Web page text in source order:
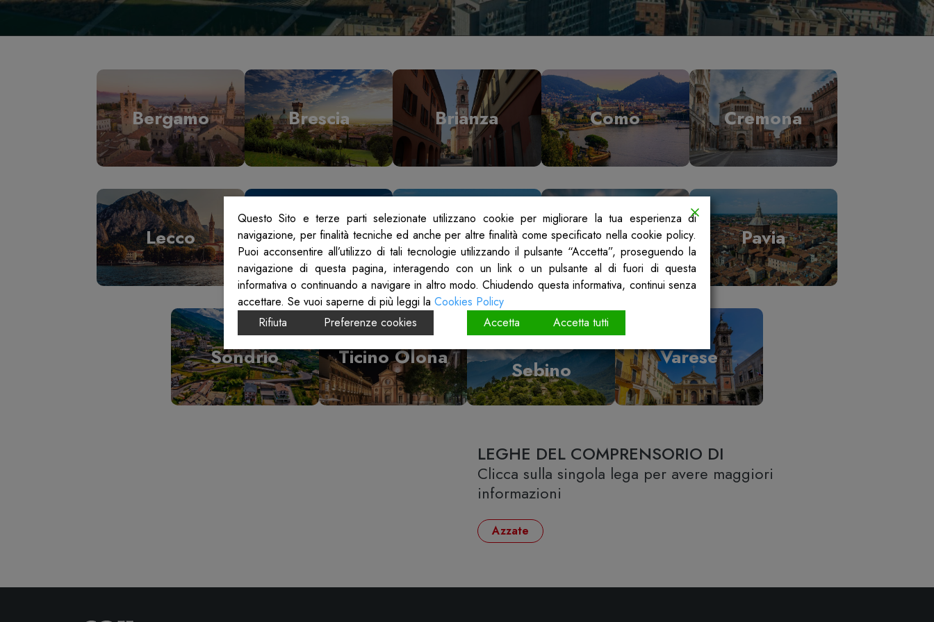
Bergamo Brescia Brianza Como Cremona
Lecco Lodi Mantova Milano Pavia
Sondrio Ticino Olona
Vallecamonica
Sebino
Varese
LEGHE DEL COMPRENSORIO DI
Clicca sulla singola lega per avere maggiori
informazioni
Azzate
Questo Sito e terze parti selezionate utilizzano cookie per migliorare la tua esperienza di
navigazione, per finalità tecniche ed anche per altre finalità come specificato nella cookie policy.
Puoi acconsentire all’utilizzo di tali tecnologie utilizzando il pulsante “Accetta”, proseguendo la
navigazione di questa pagina, interagendo con un link o un pulsante al di fuori di questa
informativa o continuando a navigare in altro modo. Chiudendo questa informativa, continui senza
accettare. Se vuoi saperne di più leggi la Cookies Policy
Rifiuta
Preferenze cookies Accetta Accetta tutti